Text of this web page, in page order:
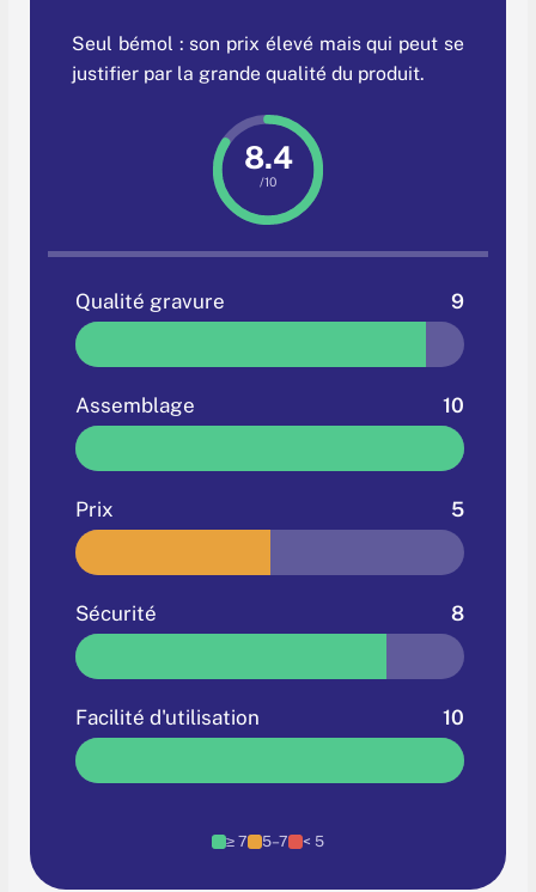
8.4
/10
Seul bémol : son prix élevé mais qui peut se
justifier par la grande qualité du produit.
Qualité gravure 9
Assemblage 10
Prix 5
Sécurité 8
Facilité d'utilisation 10
≥ 7 5–7 < 5